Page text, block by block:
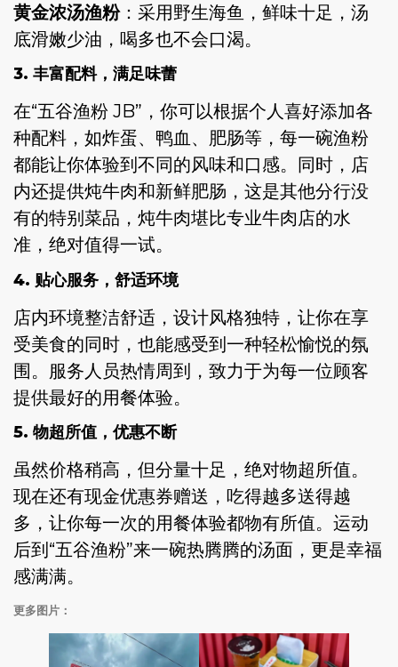
黄金浓汤渔粉：采用野生海鱼，鲜味十足，汤
底滑嫩少油，喝多也不会口渴。
3. 丰富配料，满足味蕾
在“五谷渔粉 JB”，你可以根据个人喜好添加各
种配料，如炸蛋、鸭血、肥肠等，每一碗渔粉
都能让你体验到不同的风味和口感。同时，店
内还提供炖牛肉和新鲜肥肠，这是其他分行没
有的特别菜品，炖牛肉堪比专业牛肉店的水
准，绝对值得一试。
4. 贴心服务，舒适环境
店内环境整洁舒适，设计风格独特，让你在享
受美食的同时，也能感受到一种轻松愉悦的氛
围。服务人员热情周到，致力于为每一位顾客
提供最好的用餐体验。
5. 物超所值，优惠不断
虽然价格稍高，但分量十足，绝对物超所值。
现在还有现金优惠券赠送，吃得越多送得越
多，让你每一次的用餐体验都物有所值。运动
后到“五谷渔粉”来一碗热腾腾的汤面，更是幸福
感满满。
更多图片：